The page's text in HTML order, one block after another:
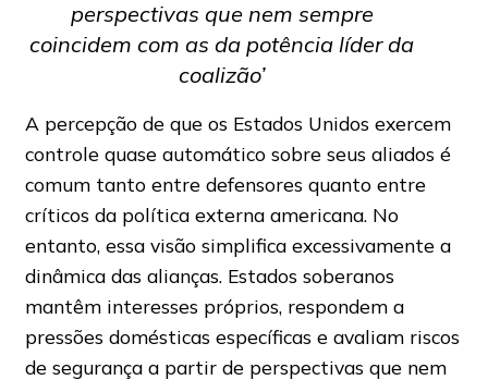
perspectivas que nem sempre
coincidem com as da potência líder da
coalizão’
A percepção de que os Estados Unidos exercem
controle quase automático sobre seus aliados é
comum tanto entre defensores quanto entre
críticos da política externa americana. No
entanto, essa visão simplifica excessivamente a
dinâmica das alianças. Estados soberanos
mantêm interesses próprios, respondem a
pressões domésticas específicas e avaliam riscos
de segurança a partir de perspectivas que nem